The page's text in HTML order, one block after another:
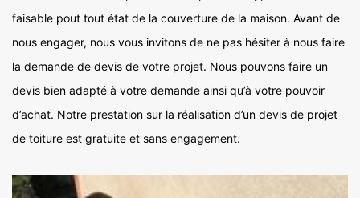
faisable pout tout état de la couverture de la maison. Avant de
nous engager, nous vous invitons de ne pas hésiter à nous faire
la demande de devis de votre projet. Nous pouvons faire un
devis bien adapté à votre demande ainsi qu’à votre pouvoir
d’achat. Notre prestation sur la réalisation d’un devis de projet
de toiture est gratuite et sans engagement.